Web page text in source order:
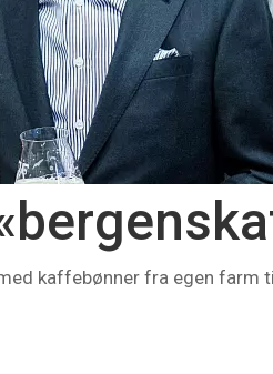
kaffebønner fra egen farm